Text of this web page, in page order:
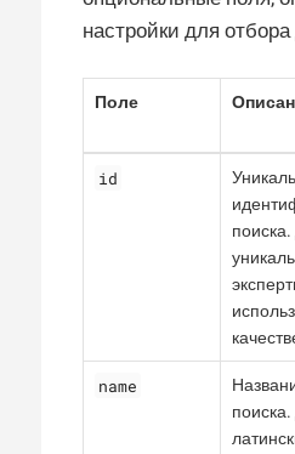
настройки для
Поле
id
name